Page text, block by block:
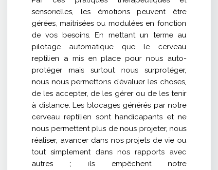
sensorielles, les émotions peuvent être
gérées, maitrisées ou modulées en fonction
de vos besoins. En mettant un terme au
pilotage automatique que le cerveau
reptilien a mis en place pour nous auto-
protéger mais surtout nous surprotéger,
nous nous permettons d’évaluer les choses,
de les accepter, de les gérer ou de les tenir
à distance. Les blocages générés par notre
cerveau reptilien sont handicapants et ne
nous permettent plus de nous projeter, nous
réaliser, avancer dans nos projets de vie ou
tout simplement dans nos rapports avec
autres ; ils empêchent notre